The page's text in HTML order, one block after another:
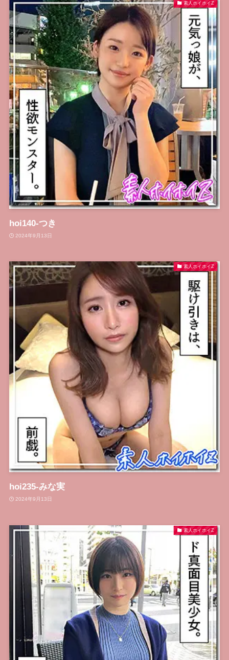
素人ホイホイZ
hoi140-つき
2024年9月13日
素人ホイホイZ
hoi235-みな実
2024年9月13日
素人ホイホイZ